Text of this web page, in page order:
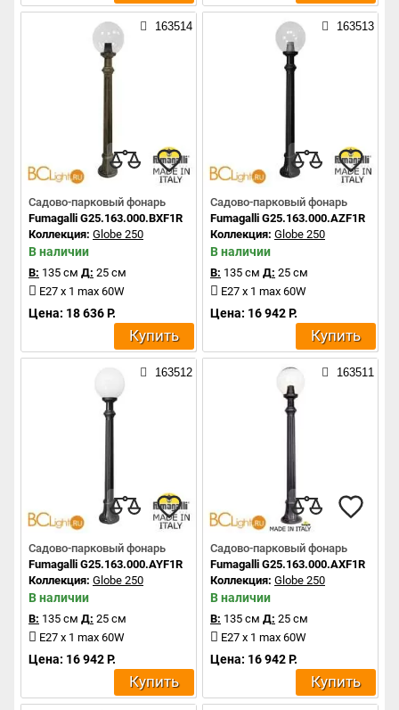
163514
Садово-парковый фонарь
Fumagalli G25.163.000.BXF1R
Коллекция: Globe 250
В наличии
В: 135 см Д: 25 см
E27 x 1 max 60W
Цена: 18 636 Р.
Купить
163513
Садово-парковый фонарь
Fumagalli G25.163.000.AZF1R
Коллекция: Globe 250
В наличии
В: 135 см Д: 25 см
E27 x 1 max 60W
Цена: 16 942 Р.
Купить
163512
Садово-парковый фонарь
Fumagalli G25.163.000.AYF1R
Коллекция: Globe 250
В наличии
В: 135 см Д: 25 см
E27 x 1 max 60W
Цена: 16 942 Р.
Купить
163511
Садово-парковый фонарь
Fumagalli G25.163.000.AXF1R
Коллекция: Globe 250
В наличии
В: 135 см Д: 25 см
E27 x 1 max 60W
Цена: 16 942 Р.
Купить